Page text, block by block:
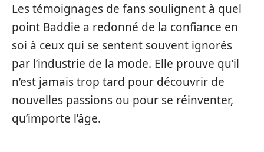
Les témoignages de fans soulignent à quel
point Baddie a redonné de la confiance en
soi à ceux qui se sentent souvent ignorés
par l’industrie de la mode. Elle prouve qu’il
n’est jamais trop tard pour découvrir de
nouvelles passions ou pour se réinventer,
qu’importe l’âge.